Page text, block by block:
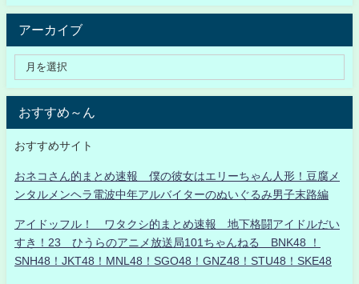
アーカイブ
おすすめ～ん
おすすめサイト
おネコさん的まとめ速報 僕の彼女はエリーちゃん人形！豆腐メ
ンタルメンヘラ電波中年アルバイターのぬいぐるみ男子末路編
アイドッフル！ ワタクシ的まとめ速報 地下格闘アイドルだい
すき！23 ひうらのアニメ放送局101ちゃんねる BNK48 ！
SNH48！JKT48！MNL48！SGO48！GNZ48！STU48！SKE48